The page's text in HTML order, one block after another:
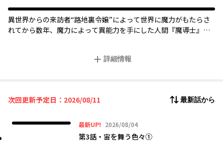
異世界からの来訪者“路地裏令嬢”によって世界に魔力がもたらさ
れてから数年、魔力によって異能力を手にした人間『魔導士』に
OF MAGIC』に入社した一般人・兜守錬(かぶともり れん)は、これ
詳細情報
次回更新予定日：2026/08/11 最新話から
最新UP! 2026/08/04
2026年08月04日
第3話・宙を舞う色々①